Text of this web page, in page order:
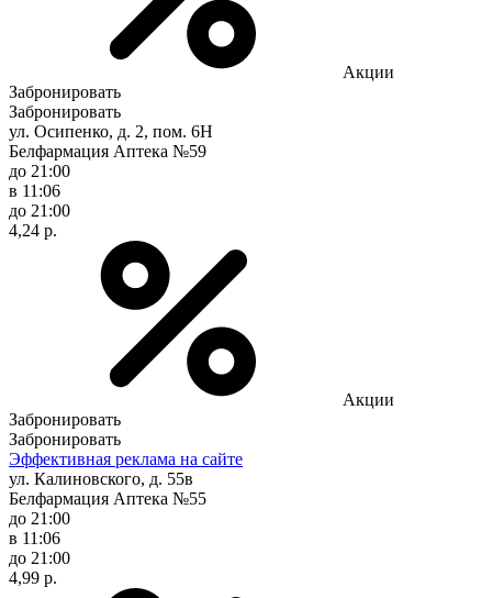
Акции
Забронировать
Забронировать
ул. Осипенко, д. 2, пом. 6Н
Белфармация Аптека №59
до 21:00
в 11:06
до 21:00
4,24 р.
Акции
Забронировать
Забронировать
Эффективная реклама на сайте
ул. Калиновского, д. 55в
Белфармация Аптека №55
до 21:00
в 11:06
до 21:00
4,99 р.